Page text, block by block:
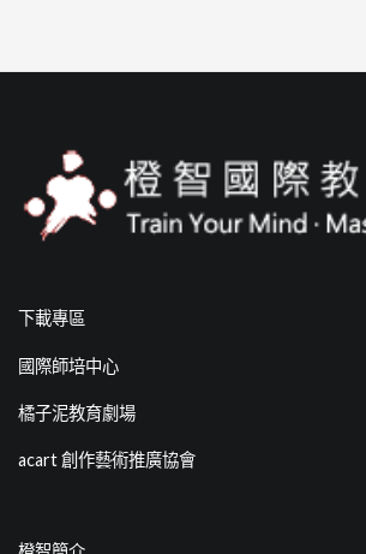
下載專區
國際師培中心
橘子泥教育劇場
acart 創作藝術推廣協會